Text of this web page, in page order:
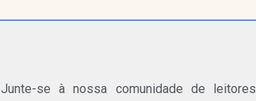
Junte-se à nossa comunidade de leitores